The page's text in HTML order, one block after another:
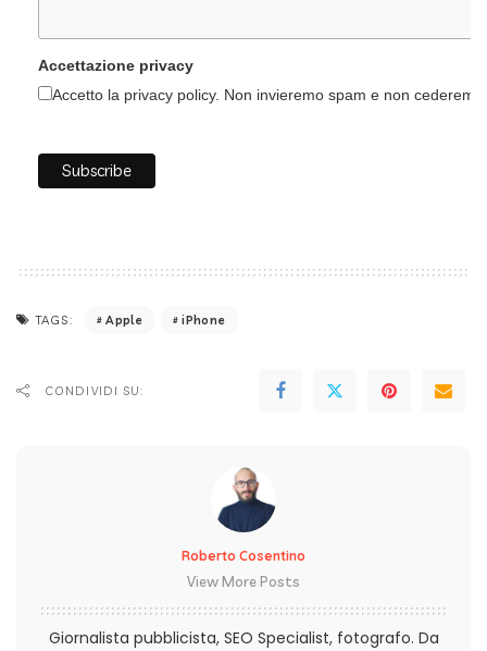
Accettazione privacy
Accetto la privacy policy. Non invieremo spam e non
TAGS: Apple iPhone
CONDIVIDI SU:
Roberto Cosentino
View More Posts
Giornalista pubblicista, SEO Specialist, fotografo. Da